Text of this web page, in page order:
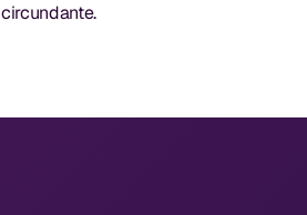
circundante.